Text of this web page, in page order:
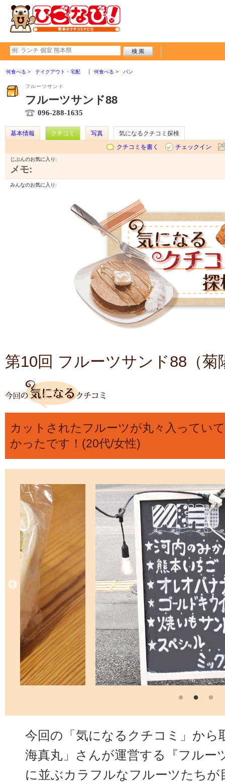
何食べる テイクアウト・宅配 何食べる パン
フルーツサンド
フルーツサンド88
096-288-1635
基本情報 クチコミ 写真
気になるクチコミ探検
クチコミを書く
チェックイン
じぶんのお気に入り:
メモ:
みんなのお気に入り:
第10回 フルーツサンド88（菊
カットされたフルーツが丸々入ってい
かったです！(20代/女性)
今回の「気になるクチコミ」から
海真丸」さんが運営する『フルー
に並ぶカラフルなフルーツたちが